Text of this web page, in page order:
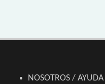
NOSOTROS / AYUDA